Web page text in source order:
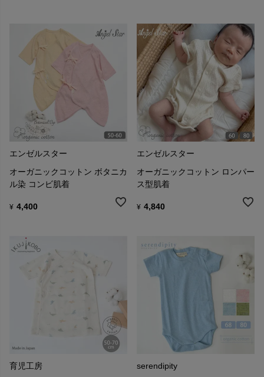
エンゼルスター
オーガニックコットン ボタニカ
ル染 コンビ肌着
¥ 4,400
エンゼルスター
オーガニックコットン ロンパー
ス型肌着
¥ 4,840
育児工房 serendipity